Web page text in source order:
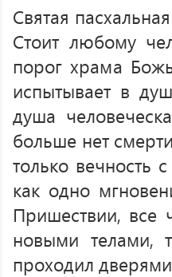
Святая
Стоит любому
порог храма
испытывает в
душа
больше нет
только вечность
как одно
Пришествии, все
новыми телами,
проходил